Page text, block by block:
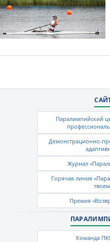
Паралимпийский
Демонстрационно-
Журнал
Горячая линия
Премия
Команда